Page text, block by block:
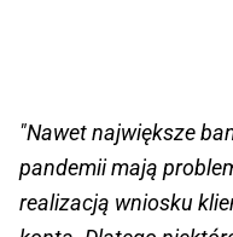
"Nawet największe
pandemii mają
realizacją wniosku